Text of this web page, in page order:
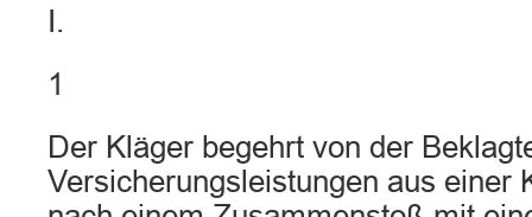
I.
1
Der Kläger begehrt von der
Versicherungsleistungen aus einer